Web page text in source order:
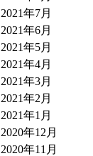
2021年7月
2021年6月
2021年5月
2021年4月
2021年3月
2021年2月
2021年1月
2020年12月
2020年11月